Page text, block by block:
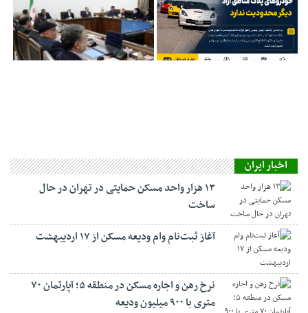
اخبار ایران
۱۳ هزار واحد مسکن حمایتی در تهران در حال
ساخت
آغاز ثبت‌نام وام ودیعه مسکن از ۱۷ اردیبهشت
نرخ‌ رهن و اجاره مسکن در منطقه ۵؛ آپارتمان ۷۰
متری با ۹۰۰ میلیون ودیعه